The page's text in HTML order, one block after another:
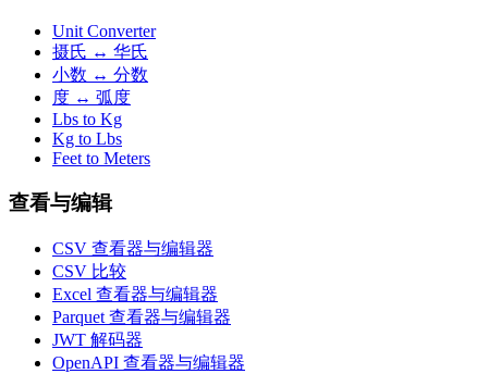
Unit Converter
摄氏 ↔ 华氏
小数 ↔ 分数
度 ↔ 弧度
Lbs to Kg
Kg to Lbs
Feet to Meters
查看与编辑
CSV 查看器与编辑器
CSV 比较
Excel 查看器与编辑器
Parquet 查看器与编辑器
JWT 解码器
OpenAPI 查看器与编辑器